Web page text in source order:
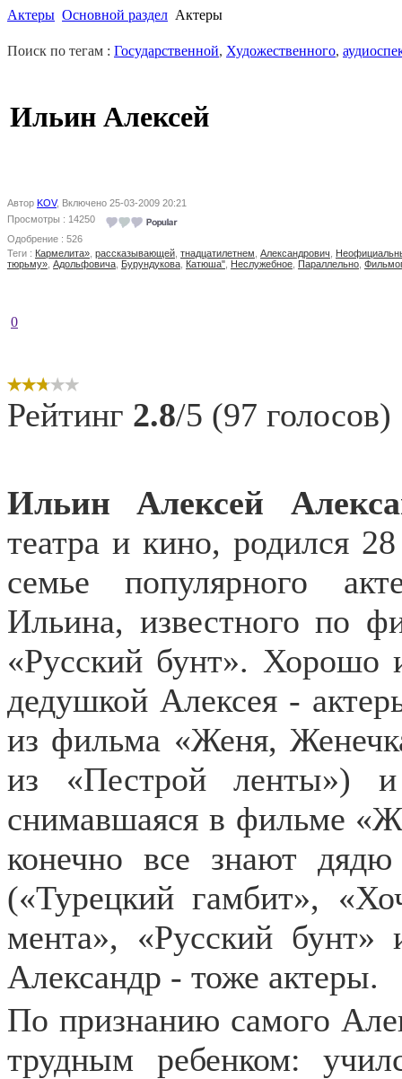
Актеры Основной раздел Актеры
Поиск по тегам : Государственной, Художественного,
Ильин Алексей
Автор KOV, Включено 25-03-2009 20:21
Просмотры : 14250
Одобрение : 526
Теги : Кармелита» рассказывающей тнадцатилетнем Александрович
тюрьму» Адольфовича Бурундукова Катюша" Неслужебное Параллельно
0
Рейтинг 2.8/5 (97 голосов)
Ильин Алексей
театра и кино, родился
семье популярного
Ильина, известного по
«Русский бунт». Хорошо
дедушкой Алексея -
из фильма «Женя,
из «Пестрой ленты»)
снимавшаяся в фильме
конечно все знают
(«Турецкий гамбит»,
мента», «Русский
Александр - тоже актеры.
По признанию самого
трудным ребенком: